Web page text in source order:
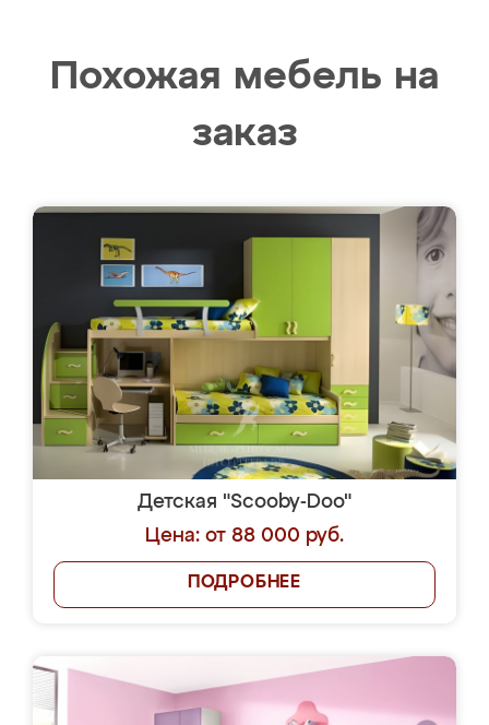
Похожая мебель на
заказ
Детская "Scooby-Doo"
Цена: от 88 000 руб.
ПОДРОБНЕЕ